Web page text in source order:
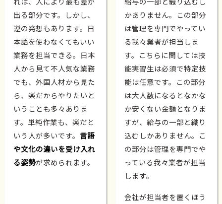
出る部分です。しかし、
逆の発想もあります。日
本語を使わなくてもいい
業務を担当できる。日本
人から見て不人気な業務
でも、外国人材から見た
ら、楽だからやりたいと
いうことも多々ありま
す。単純作業も、楽だと
いう人が多いです。 言語
や文化の違いを受け入れ
る姿勢が求められます。
かありません。この部分
は管理を専門でやってい
る我々業者が担当しま
す。こちらに関しては技
能実習生は必須で特定技
能は任意です。この部分
は大人数になるとなかな
か安くない金額となりま
すが、給与の一部と織り
込むしかありません。こ
の部分は管理を専門でや
っている我々業者が担当
します。
会社が担当者を置くほう